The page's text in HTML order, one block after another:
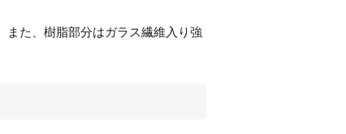
た、樹脂部分はガラス繊維入り強